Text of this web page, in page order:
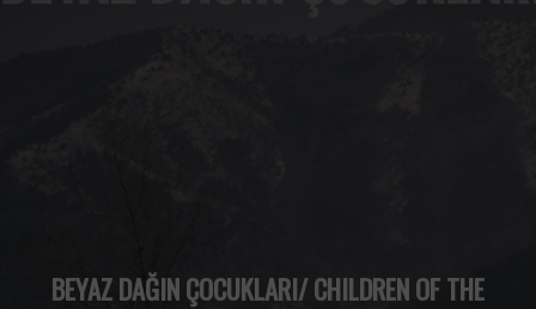
BEYAZ DAĞIN ÇOCUKLARI/ CHILDREN OF THE